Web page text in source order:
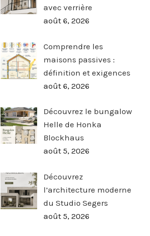
avec verrière
août 6, 2026
Comprendre les
maisons passives :
définition et exigences
août 6, 2026
Découvrez le bungalow
Helle de Honka
Blockhaus
août 5, 2026
Découvrez
l’architecture moderne
du Studio Segers
août 5, 2026